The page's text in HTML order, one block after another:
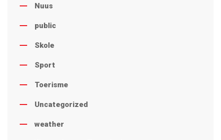
Nuus
public
Skole
Sport
Toerisme
Uncategorized
weather